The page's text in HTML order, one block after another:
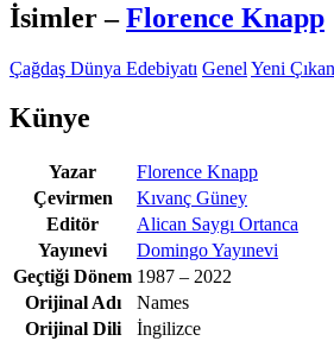
İsimler–Florence Knapp
Çağdaş Dünya Edebiyatı Genel Yeni
Künye
Yazar
Florence Knapp
Çevirmen
Kıvanç Güney
Editör
Alican Saygı Ortanca
Yayınevi
Domingo Yayınevi
Geçtiği Dönem 1987 – 2022
Orijinal Adı
Names
Orijinal Dili
İngilizce